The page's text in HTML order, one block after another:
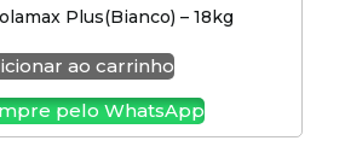
Plus(Bianco) – 18kg
ao carrinho
pelo WhatsApp